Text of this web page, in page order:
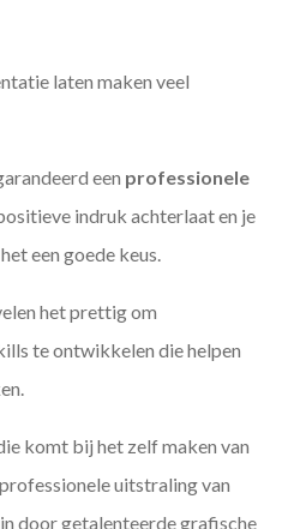
laten maken veel
een professionele
indruk achterlaat en je
een goede keus.
het prettig om
te ontwikkelen die helpen
komt bij het zelf maken van
uitstraling van
door getalenteerde grafische